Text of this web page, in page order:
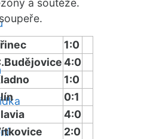
a soutěže.
1:0
4:0
1:0
0:1
4:0
2:0